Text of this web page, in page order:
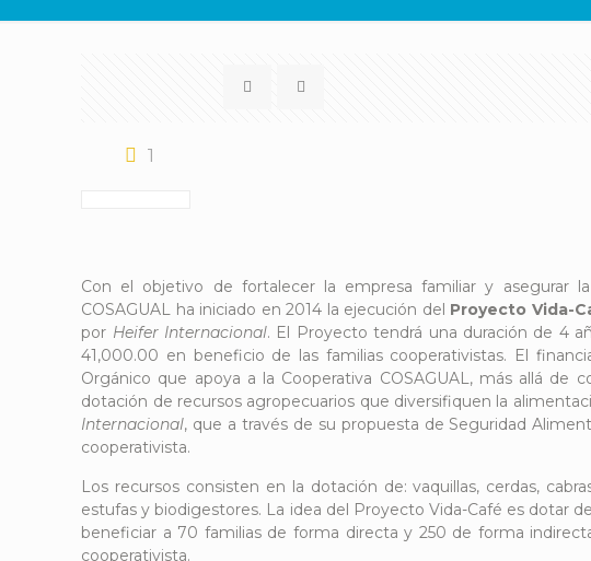
1
Con el objetivo de fortalecer la empresa familiar y asegurar
COSAGUAL ha iniciado en 2014 la ejecución del Proyecto Vida-
por Heifer Internacional. El Proyecto tendrá una duración de 4
41,000.00 en beneficio de las familias cooperativistas. El
Orgánico que apoya a la Cooperativa COSAGUAL, más allá
dotación de recursos agropecuarios que diversifiquen la
Internacional, que a través de su propuesta de Seguridad
cooperativista.
Los recursos consisten en la dotación de: vaquillas, cerdas,
estufas y biodigestores. La idea del Proyecto Vida-Café es dotar
beneficiar a 70 familias de forma directa y 250 de forma
cooperativista.